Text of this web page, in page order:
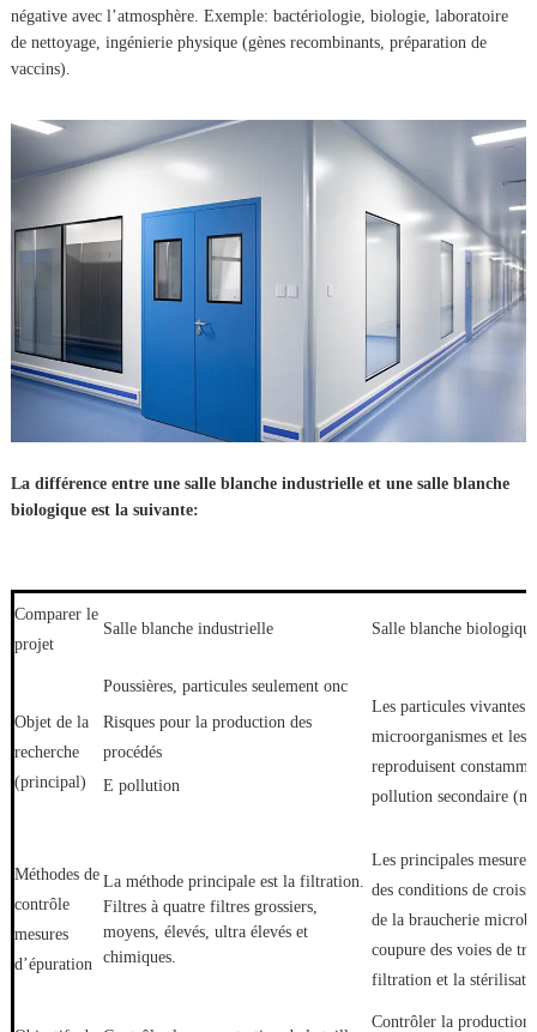
négative avec l’atmosphère. Exemple: bactériologie, biologie, laboratoire
de nettoyage, ingénierie physique (gènes recombinants, préparation de
vaccins).
La différence entre une salle blanche industrielle et une salle blanche
biologique est la suivante:
Comparer le
projet
Salle blanche industrielle Salle blanche biologique
Objet de la
recherche
(principal)
Poussières, particules seulement onc
Risques pour la production des
procédés
E pollution
Les particules vivantes
microorganismes et les
reproduisent
pollution secondaire
Méthodes de
contrôle
mesures
d’épuration
La méthode principale est la filtration.
Filtres à quatre filtres grossiers,
moyens, élevés, ultra élevés et
chimiques.
Les principales
des conditions de
de la braucherie
coupure des voies de
filtration et la
Contrôler la